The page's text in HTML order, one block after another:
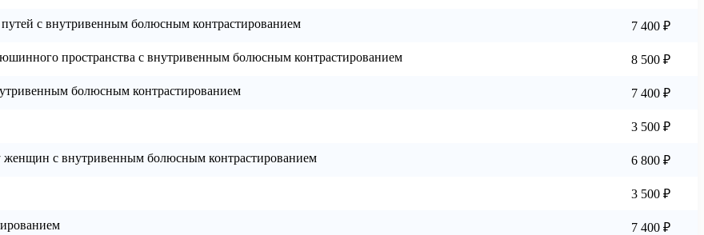
с внутривенным болюсным контрастированием 7 400 ₽
пространства с внутривенным болюсным контрастированием 8 500 ₽
болюсным контрастированием 7 400 ₽
3 500 ₽
женщин с внутривенным болюсным контрастированием 6 800 ₽
3 500 ₽
7 400 ₽